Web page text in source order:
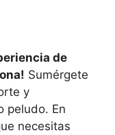
de
Sumérgete
y
peludo. En
necesitas